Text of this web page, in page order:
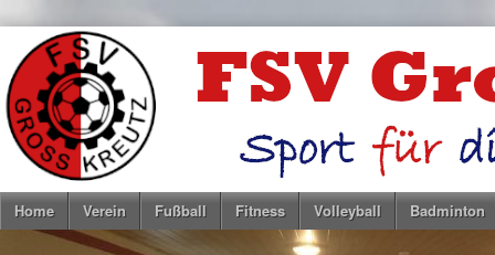
Home Verein Fußball Fitness Volleyball Badminton